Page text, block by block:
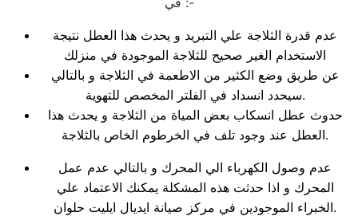
عدم قدرة الثلاجة علي التبريد و يحدث هذا العطل نتيجة
الاستخدام الغير صحيح للثلاجة الموجودة في منزلك
عن طريق وضع الكثير من الاطعمة في الثلاجة و بالتالي
سيحدد انسداد في الفلتر المخصص للتهوية.
حدوث عطل انسكاب بعض المياة من الثلاجة و يحدث هذا
العطل عند وجود تلف في الخرطوم الخاص بالثلاجة.
عدم وصول الكهرباء الي المحرك و بالتالي عدم عمل
المحرك و اذا حدثت هذه المشكلة يمكنك الاعتماد علي
الخبراء الموجودين في مركز صيانة ايديال ايليت حلوان.